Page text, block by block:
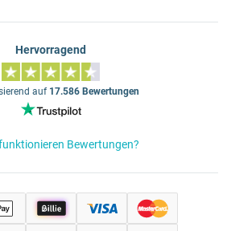
Hervorragend
auf 17.586 Bewertungen
Bewertungen?